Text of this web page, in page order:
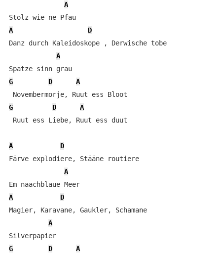
A
Stolz wie ne Pfau
A
D
Danz durch Kaleidoskope , Derwische tobe
A
Spatze sinn grau
G
D
A
G
D
A
Ruut ess Liebe, Ruut ess duut
A
D
Färve explodiere, Stääne routiere
A
Em naachblaue Meer
A
D
Magier, Karavane, Gaukler, Schamane
A
Silverpapier
G
D
A